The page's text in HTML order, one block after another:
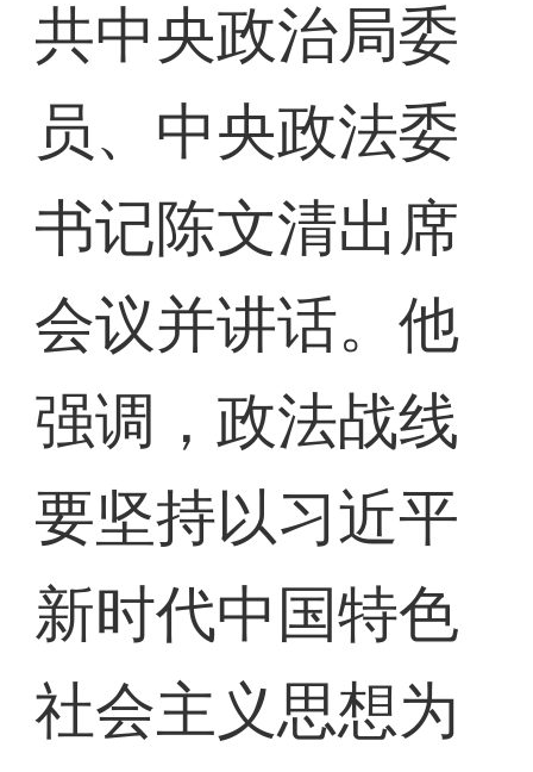
共中央政治局委
员、中央政法委
书记陈文清出席
会议并讲话。他
强调，政法战线
要坚持以习近平
新时代中国特色
社会主义思想为